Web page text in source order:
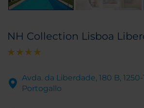
NH Collection Lisboa
Avda. da Liberdade, 180 B,
Portogallo